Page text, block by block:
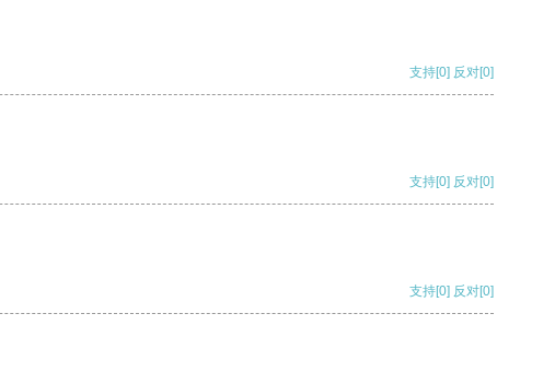
支持[0] 反对[0]
支持[0] 反对[0]
支持[0] 反对[0]